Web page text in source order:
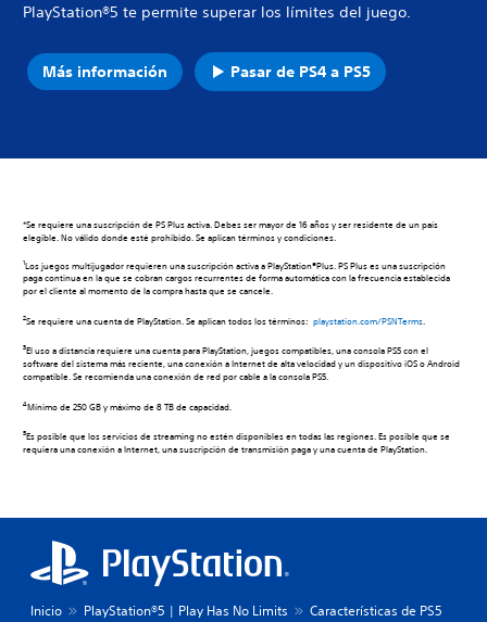
PlayStation®5 te permite superar los límites del juego.
Más información Pasar de PS4 a PS5
*Se requiere una suscripción de PS Plus activa. Debes ser mayor de 16 años y ser residente de un país
elegible. No válido donde esté prohibido. Se aplican términos y condiciones.
1Los juegos multijugador requieren una suscripción activa a PlayStation®Plus. PS Plus es una suscripción
paga continua en la que se cobran cargos recurrentes de forma automática con la frecuencia establecida
por el cliente al momento de la compra hasta que se cancele.
2Se requiere una cuenta de PlayStation. Se aplican todos los términos: playstation.com/PSNTerms.
3El uso a distancia requiere una cuenta para PlayStation, juegos compatibles, una consola PS5 con el
software del sistema más reciente, una conexión a Internet de alta velocidad y un dispositivo iOS o Android
compatible. Se recomienda una conexión de red por cable a la consola PS5.
4Mínimo de 250 GB y máximo de 8 TB de capacidad.
5Es posible que los servicios de streaming no estén disponibles en todas las regiones. Es posible que se
requiera una conexión a Internet, una suscripción de transmisión paga y una cuenta de PlayStation.
Inicio PlayStation®5 | Play Has No Limits Características de PS5